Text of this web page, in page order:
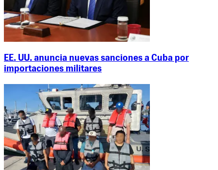
EE. UU. anuncia nuevas sanciones a Cuba por
importaciones militares